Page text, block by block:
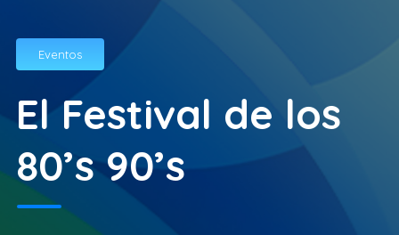
Eventos
El Festival de los
80’s 90’s